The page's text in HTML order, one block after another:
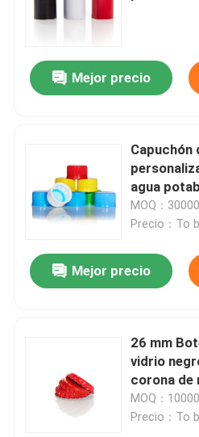
Control de Calidad
Solicitar una cotización
Botellas de vidrio
Capa de botella del frasco
Mejor precio
Capuchón
agua
MOQ：
Precio：To
Mejor precio
26 mm
vidrio
corona de
MOQ：
Precio：To